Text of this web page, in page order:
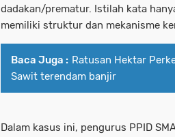
dadakan/prematur. Istilah kata
memiliki struktur dan mekanisme
Baca Juga : Ratusan Hektar
Sawit terendam banjir
Dalam kasus ini, pengurus PPID